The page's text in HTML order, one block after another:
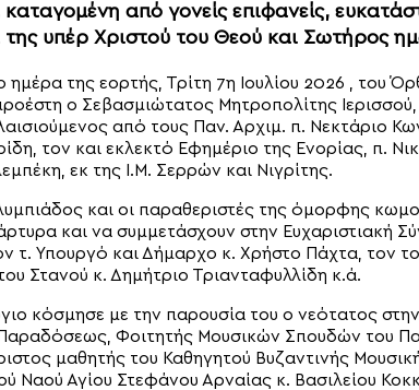
από γονείς επιφανείς,
της υπέρ Χριστού του Θεού και Σωτήρος
ημέρα της εορτής, Τρίτη 7η Ιουλίου 2026 , του
ο Σεβασμιώτατος Μητροπολίτης
από τους Παν. Αρχιμ. π. Νεκτάριο
τον και εκλεκτό Εφημέριο της Ενορίας, π.
εκ της Ι.Μ. Σερρών και Νιγρίτης.
και οι παραθεριστές της όμορφης
και να συμμετάσχουν στην Ευχαριστιακή
τ. Υπουργό και Δήμαρχο κ. Χρήστο Πάχτα, τον
Στανού κ. Δημήτριο Τριανταφυλλίδη κ.ά.
κόσμησε με την παρουσία του ο νεότατος
Φοιτητής Μουσικών Σπουδών του
μαθητής του Καθηγητού Βυζαντινής
Ναού Αγίου Στεφάνου Αρναίας κ. Βασιλείου